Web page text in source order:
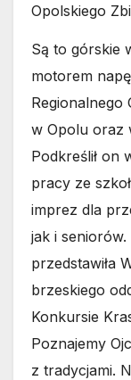
Opolskiego
Są to górskie
motorem
Regionalnego
w Opolu oraz
Podkreślił on
pracy ze
imprez dla
jak i seniorów.
przedstawiła
brzeskiego
Konkursie
Poznajemy
z tradycjami.